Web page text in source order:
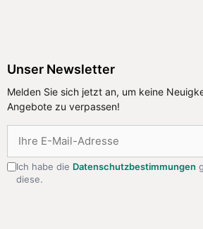
Unser Newsletter
Melden Sie sich jetzt an, um keine
Angebote zu verpassen!
Ich habe die Datenschutzbestimmungen
diese.
zu verpassen!
Abonnieren